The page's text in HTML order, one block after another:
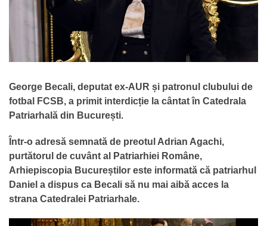
George Becali, deputat ex-AUR și patronul clubului de
fotbal FCSB, a primit interdicție la cântat în Catedrala
Patriarhală din București.
Într-o adresă semnată de preotul Adrian Agachi,
purtătorul de cuvânt al Patriarhiei Române,
Arhiepiscopia Bucureștilor este informată că patriarhul
Daniel a dispus ca Becali să nu mai aibă acces la
strana Catedralei Patriarhale.